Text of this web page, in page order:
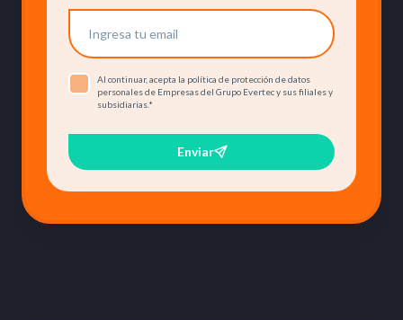
Al continuar, acepta la política de protección de datos
personales de Empresas del Grupo Evertec y sus filiales y
subsidiarias.*
Enviar